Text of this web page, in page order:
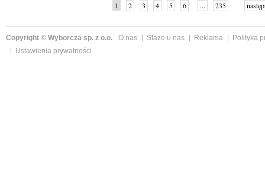
1 2 3 4 5 6 ... 235
Copyright © Wyborcza sp. z o.o. O nas Staże u nas Reklama
Polityka
Ustawienia prywatności